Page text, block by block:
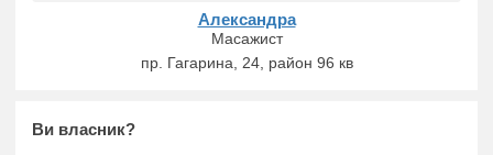
Александра
Масажист
пр. Гагарина, 24, район 96 кв
Ви власник?